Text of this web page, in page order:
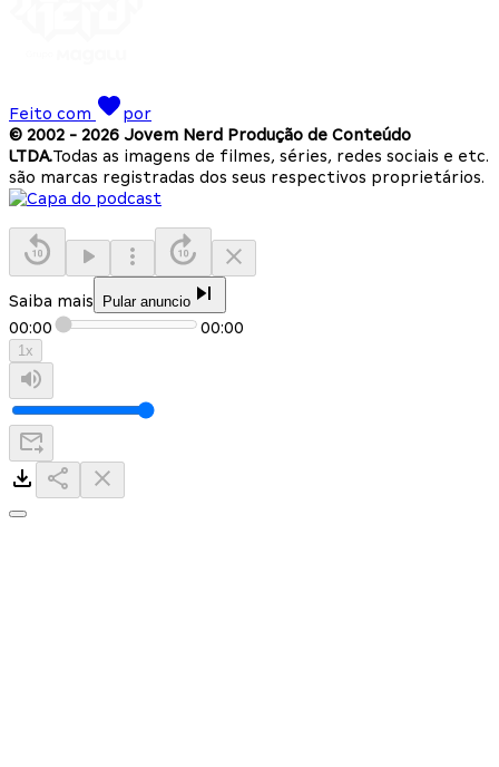
Feito com
por
© 2002 - 2026 Jovem Nerd Produção de Conteúdo
LTDA.Todas as imagens de filmes, séries, redes sociais e etc.
são marcas registradas dos seus respectivos proprietários.
Saiba mais Pular anuncio
00:00 00:00
1x